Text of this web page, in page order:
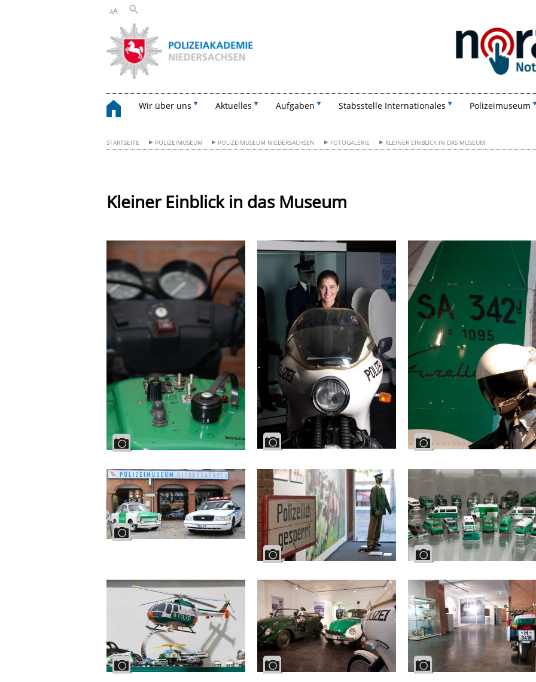
AA
Wir über uns Aktuelles Aufgaben Stabsstelle Internationales Polizeimuseum
STARTSEITE POLIZEIMUSEUM POLIZEIMUSEUM NIEDERSACHSEN FOTOGALERIE KLEINER EINBLICK IN DAS MUSEUM
Kleiner Einblick in das Museum